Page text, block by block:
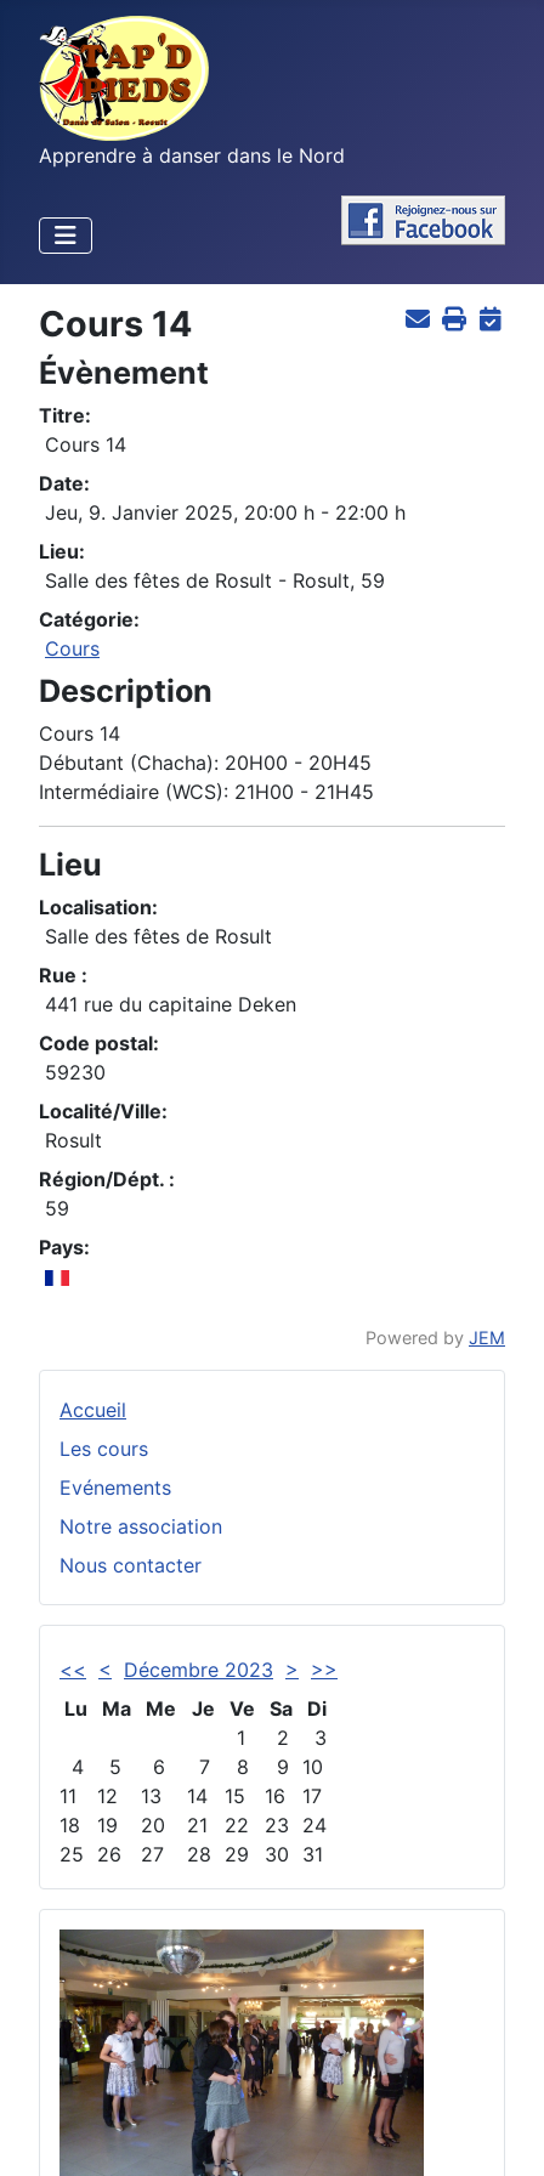
Apprendre à danser dans le Nord
Accueil
Les cours
Evénements
Notre association
Nous contacter
<< < Décembre 2023 >
>>
Lu
Ma Me Je Ve Sa
Di
1
2
3
4
5 6 7 8 9
10
11
12 13 14 15 16
17
18
19 20 21 22 23
24
25
26 27 28 29 30 31
Cours 14
Évènement
Titre:
Cours 14
Date:
Jeu, 9. Janvier 2025, 20:00 h - 22:00 h
Lieu:
Salle des fêtes de Rosult - Rosult, 59
Catégorie:
Cours
Description
Cours 14
Débutant (Chacha): 20H00 - 20H45
Intermédiaire (WCS): 21H00 - 21H45
Lieu
Localisation:
Salle des fêtes de Rosult
Rue :
441 rue du capitaine Deken
Code postal:
59230
Localité/Ville:
Rosult
Région/Dépt. :
59
Pays:
Powered by JEM